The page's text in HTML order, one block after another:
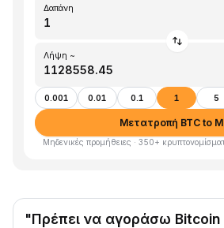
Δαπάνη
Λήψη ~
0.001 0.01 0.1 1 5
Μετατροπή BTC to
Μηδενικές προμήθειες · 350+
"Πρέπει να αγοράσω